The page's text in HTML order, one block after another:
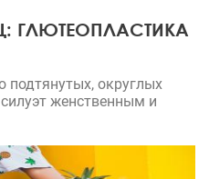
ГЛЮТЕОПЛАСТИКА
округлых
женственным и